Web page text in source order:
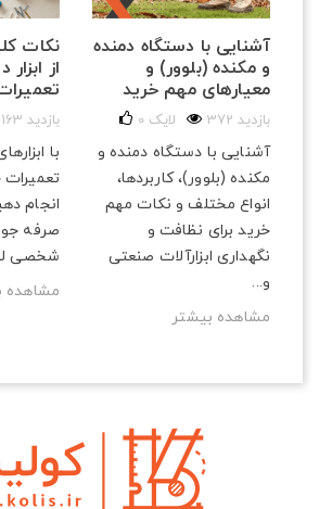
نکات
از
163 بازدید
با
تعمیرات
انجام
صرفه‌
شخصی
مشاهده
آشنایی با دستگاه دمنده
و مکنده (بلوور) و
معیارهای مهم خرید
372 بازدید 0 لایک
آشنایی با دستگاه دمنده و
مکنده (بلوور)، کاربردها،
انواع مختلف و نکات مهم
خرید برای نظافت و
نگهداری ابزارآلات صنعتی
و...
مشاهده بیشتر